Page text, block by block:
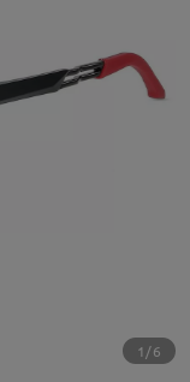
1/6